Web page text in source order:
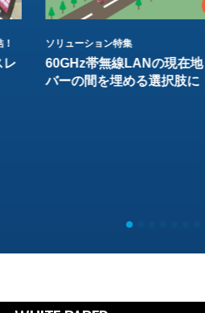
レ
ソリューション特集
60GHz帯無線LANの現在
バーの間を埋める選択肢に